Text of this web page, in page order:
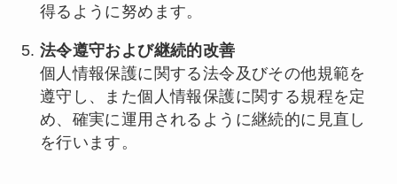
得るように努めます。
法令遵守および継続的改善
個人情報保護に関する法令及びその他規範を
遵守し、また個人情報保護に関する規程を定
め、確実に運用されるように継続的に見直し
を行います。